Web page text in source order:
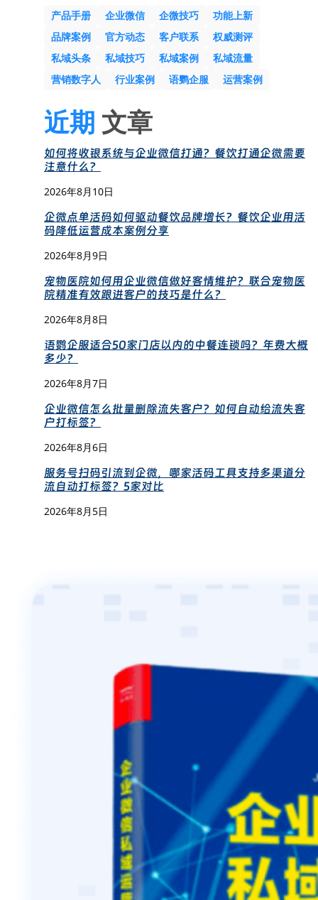
产品手册 企业微信 企微技巧
功能上新
品牌案例
官方动态 客户联系
权威测评
私域头条
私域技巧 私域案例
私域流量
营销数字人
行业案例 语鹦企服 运营案例
近期 文章
如何将收银系统与企业微信打通？餐饮打通企微需要
注意什么？
2026年8月10日
企微点单活码如何驱动餐饮品牌增长？餐饮企业用活
码降低运营成本案例分享
2026年8月9日
宠物医院如何用企业微信做好客情维护？联合宠物医
院精准有效跟进客户的技巧是什么？
2026年8月8日
语鹦企服适合50家门店以内的中餐连锁吗？年费大概
多少？
2026年8月7日
企业微信怎么批量删除流失客户？如何自动给流失客
户打标签？
2026年8月6日
服务号扫码引流到企微，哪家活码工具支持多渠道分
流自动打标签？5家对比
2026年8月5日